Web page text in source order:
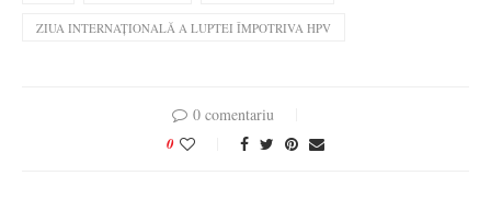
ZIUA INTERNAȚIONALĂ A LUPTEI ÎMPOTRIVA HPV
0 comentariu
0